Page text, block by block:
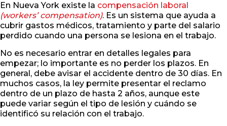
En Nueva York existe la compensación laboral
(workers’ compensation). Es un sistema que ayuda a
cubrir gastos médicos, tratamiento y parte del salario
perdido cuando una persona se lesiona en el trabajo.
No es necesario entrar en detalles legales para
empezar; lo importante es no perder los plazos. En
general, debe avisar el accidente dentro de 30 días. En
muchos casos, la ley permite presentar el reclamo
dentro de un plazo de hasta 2 años, aunque este
puede variar según el tipo de lesión y cuándo se
identificó su relación con el trabajo.